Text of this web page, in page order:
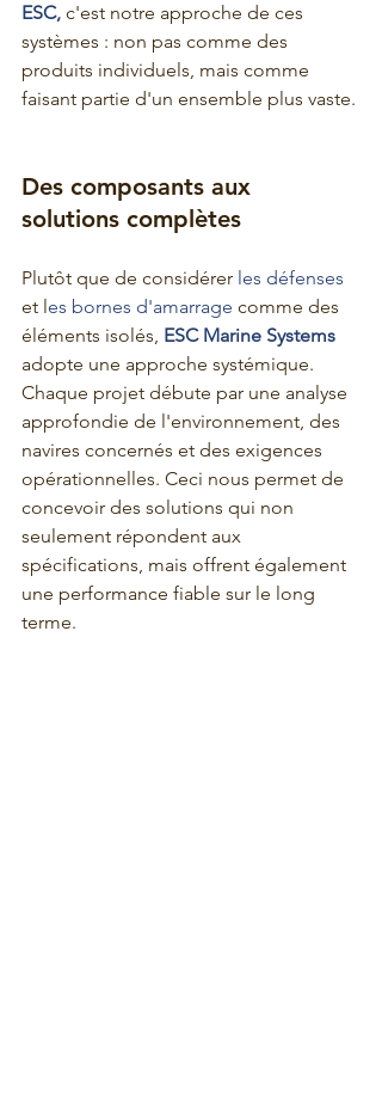
ESC, c'est notre approche de ces
systèmes : non pas comme des
produits individuels, mais comme
faisant partie d'un ensemble plus vaste.
Des composants aux
solutions complètes
Plutôt que de considérer les défenses
et les bornes d'amarrage comme des
éléments isolés, ESC Marine Systems
adopte une approche systémique.
Chaque projet débute par une analyse
approfondie de l'environnement, des
navires concernés et des exigences
opérationnelles. Ceci nous permet de
concevoir des solutions qui non
seulement répondent aux
spécifications, mais offrent également
une performance fiable sur le long
terme.